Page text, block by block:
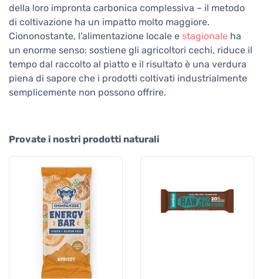
della loro impronta carbonica complessiva – il metodo
di coltivazione ha un impatto molto maggiore.
Ciononostante, l'alimentazione locale e stagionale ha
un enorme senso: sostiene gli agricoltori cechi, riduce il
tempo dal raccolto al piatto e il risultato è una verdura
piena di sapore che i prodotti coltivati industrialmente
semplicemente non possono offrire.
Provate i nostri prodotti naturali